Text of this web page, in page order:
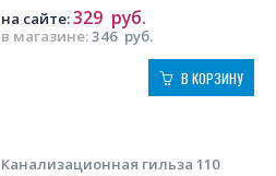
в магазине:346 руб.
на сайте:329 руб.
В КОРЗИНУ
Канализационная гильза 110